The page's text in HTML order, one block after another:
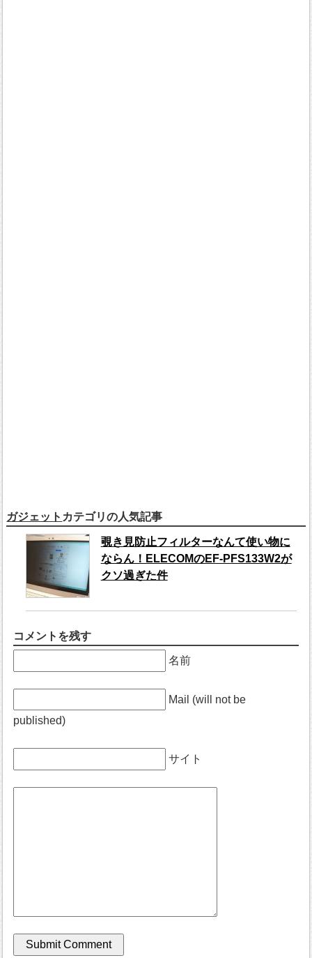
ガジェット カテゴリの人気記事
覗き見防止フィルターなんて使い物に
ならん！ELECOMのEF-PFS133W2が
クソ過ぎた件
コメントを残す
名前
Mail (will not be
published)
サイト